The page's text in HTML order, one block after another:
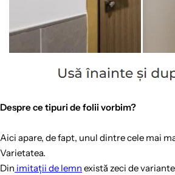
Despre ce tipuri de folii vorbim?
Aici apare, de fapt, unul dintre cele mai
Varietatea.
Din imitații de lemn există zeci de